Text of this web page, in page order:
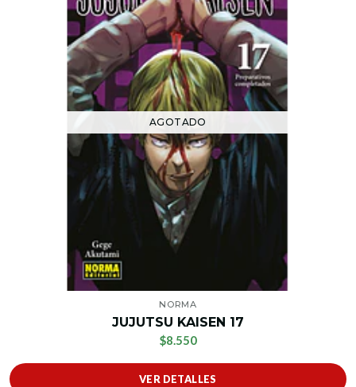
AGOTADO
NORMA
JUJUTSU KAISEN 17
$8.550
VER DETALLES